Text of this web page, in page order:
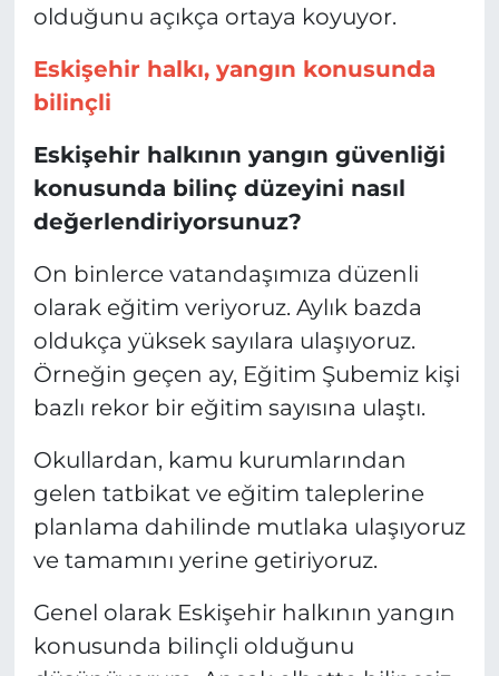
olduğunu açıkça ortaya koyuyor.
Eskişehir halkı, yangın konusunda
bilinçli
Eskişehir halkının yangın güvenliği
konusunda bilinç düzeyini nasıl
değerlendiriyorsunuz?
On binlerce vatandaşımıza düzenli
olarak eğitim veriyoruz. Aylık bazda
oldukça yüksek sayılara ulaşıyoruz.
Örneğin geçen ay, Eğitim Şubemiz kişi
bazlı rekor bir eğitim sayısına ulaştı.
Okullardan, kamu kurumlarından
gelen tatbikat ve eğitim taleplerine
planlama dahilinde mutlaka ulaşıyoruz
ve tamamını yerine getiriyoruz.
Genel olarak Eskişehir halkının yangın
konusunda bilinçli olduğunu